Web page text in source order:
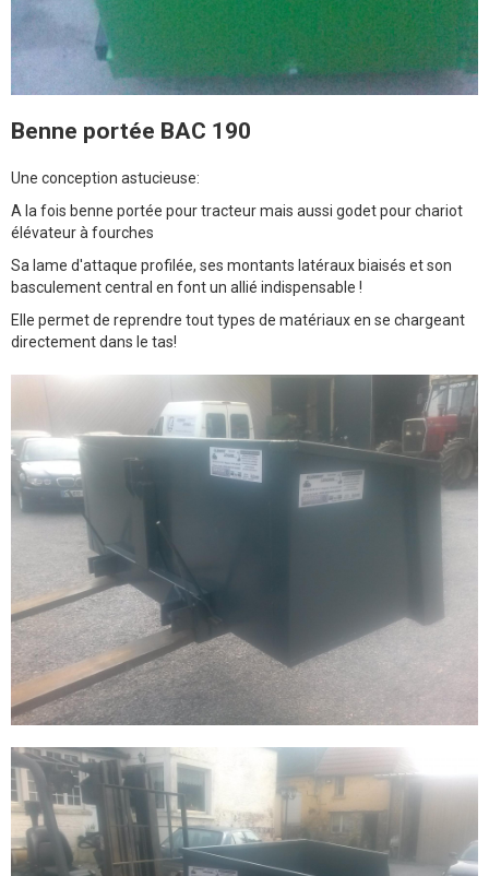
Benne portée BAC 190
Une conception astucieuse:
A la fois benne portée pour tracteur mais aussi godet pour chariot
élévateur à fourches
Sa lame d'attaque profilée, ses montants latéraux biaisés et son
basculement central en font un allié indispensable !
Elle permet de reprendre tout types de matériaux en se chargeant
directement dans le tas!